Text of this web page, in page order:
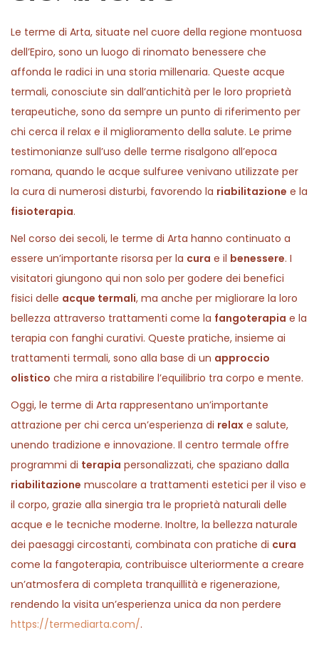
Le terme di Arta, situate nel cuore della regione montuosa
dell’Epiro, sono un luogo di rinomato benessere che
affonda le radici in una storia millenaria. Queste acque
termali, conosciute sin dall’antichità per le loro proprietà
terapeutiche, sono da sempre un punto di riferimento per
chi cerca il relax e il miglioramento della salute. Le prime
testimonianze sull’uso delle terme risalgono all’epoca
romana, quando le acque sulfuree venivano utilizzate per
la cura di numerosi disturbi, favorendo la riabilitazione e la
fisioterapia.
Nel corso dei secoli, le terme di Arta hanno continuato a
essere un’importante risorsa per la cura e il benessere. I
visitatori giungono qui non solo per godere dei benefici
fisici delle acque termali, ma anche per migliorare la loro
bellezza attraverso trattamenti come la fangoterapia e la
terapia con fanghi curativi. Queste pratiche, insieme ai
trattamenti termali, sono alla base di un approccio
olistico che mira a ristabilire l’equilibrio tra corpo e mente.
Oggi, le terme di Arta rappresentano un’importante
attrazione per chi cerca un’esperienza di relax e salute,
unendo tradizione e innovazione. Il centro termale offre
programmi di terapia personalizzati, che spaziano dalla
riabilitazione muscolare a trattamenti estetici per il viso e
il corpo, grazie alla sinergia tra le proprietà naturali delle
acque e le tecniche moderne. Inoltre, la bellezza naturale
dei paesaggi circostanti, combinata con pratiche di cura
come la fangoterapia, contribuisce ulteriormente a creare
un’atmosfera di completa tranquillità e rigenerazione,
rendendo la visita un’esperienza unica da non perdere
https://termediarta.com/.